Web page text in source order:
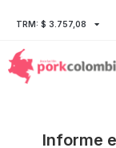
TRM: $ 3.757,08
Informe